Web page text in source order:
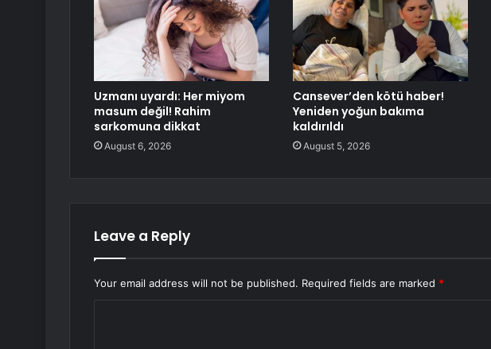
Uzmanı uyardı: Her miyom
masum değil! Rahim
sarkomuna dikkat
August 6, 2026
Cansever’den kötü haber!
Yeniden yoğun bakıma
kaldırıldı
August 5, 2026
Leave a Reply
Your email address will not be published. Required fields are marked *